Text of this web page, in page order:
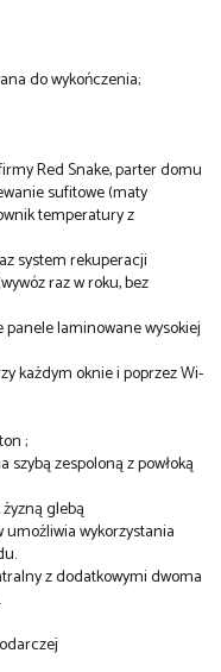
do wykończenia;
Red Snake, parter domu
sufitowe (maty
temperatury z
system rekuperacji
raz w roku, bez
laminowane wysokiej
każdym oknie i poprzez Wi-
;
szybą zespoloną z powłoką
glebą
umożliwia wykorzystania
z dodatkowymi dwoma